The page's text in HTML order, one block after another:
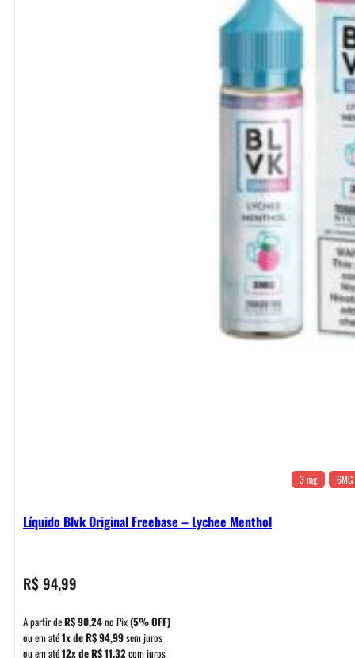
3 mg 6MG
Líquido Blvk Original Freebase – Lychee Menthol
R$94,99
A partir deR$90,24no Pix(5% OFF)
ou em até1x deR$94,99sem juros
ou em até12x deR$11,32com juros